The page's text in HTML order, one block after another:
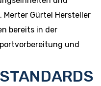
Gürtel Hersteller
bereits in der
und